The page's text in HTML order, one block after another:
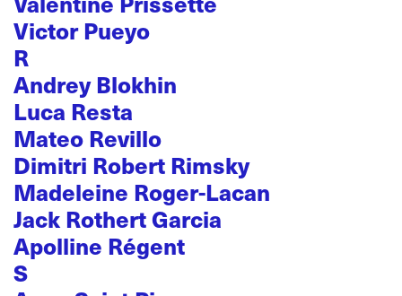
Victor Pueyo
R
Andrey Blokhin
Luca Resta
Mateo Revillo
Dimitri Robert Rimsky
Madeleine Roger-Lacan
Jack Rothert Garcia
Apolline Régent
S